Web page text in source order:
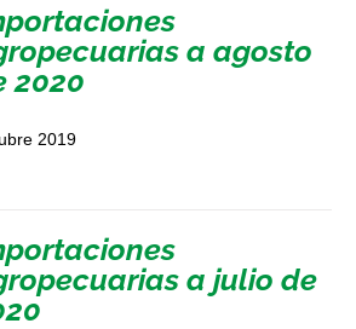
a agosto
2020
2019
a julio de